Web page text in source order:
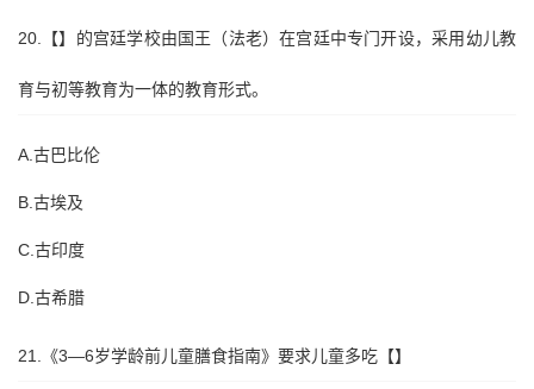
20.【】的宫廷学校由国王（法老）在宫廷中专门开设，采用幼儿教
育与初等教育为一体的教育形式。
A.古巴比伦
B.古埃及
C.古印度
D.古希腊
21.《3—6岁学龄前儿童膳食指南》要求儿童多吃【】